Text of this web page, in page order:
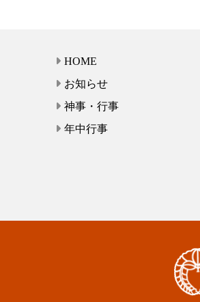
HOME
お知らせ
神事・行事
年中行事